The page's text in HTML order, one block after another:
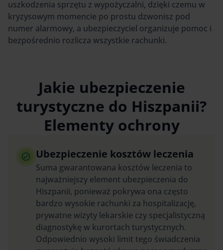
uszkodzenia sprzętu z wypożyczalni, dzięki czemu w
kryzysowym momencie po prostu dzwonisz pod
numer alarmowy, a ubezpieczyciel organizuje pomoc i
bezpośrednio rozlicza wszystkie rachunki.
Jakie ubezpieczenie
turystyczne do Hiszpanii?
Elementy ochrony
Ubezpieczenie kosztów leczenia
Suma gwarantowana kosztów leczenia to
najważniejszy element ubezpieczenia do
Hiszpanii, ponieważ pokrywa ona często
bardzo wysokie rachunki za hospitalizację,
prywatne wizyty lekarskie czy specjalistyczną
diagnostykę w kurortach turystycznych.
Odpowiednio wysoki limit tego świadczenia